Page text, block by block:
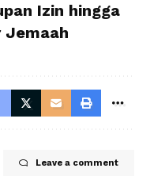
Izin hingga
Jemaah
Leave a comment